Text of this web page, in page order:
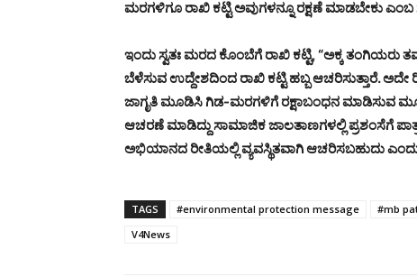
ಮರಗಳಿಗೂ ರಾಖಿ ಕಟ್ಟಿ ಅವುಗಳನ್ನೂ ರಕ್ಷಣೆ ಮಾಡಬೇಕು
ಇಂದು ಸ್ವತಃ ಮರದ ಕೊಂಬೆಗೆ ರಾಖಿ ಕಟ್ಟಿ, “ಅಕ್ಕ ತಂಗಿಯರು
ಬೆಳೆಸುವ ಉದ್ದೇಶದಿಂದ ರಾಖಿ ಕಟ್ಟಿ ಹಬ್ಬ ಆಚರಿಸುತ್ತಾರೆ. ಅದೇ
ಜಾಗೃತಿ ಮೂಡಿಸಿ ಗಿಡ-ಮರಗಳಿಗೆ ರಕ್ಷಾಬಂಧನ ಮಾಡಿಸುವ
ಆಚರಣೆ ಮಾಡಿದ್ದು ಸಾಮಾಜಿಕ ಜಾಲತಾಣಗಳಲ್ಲಿ ಪ್ರಶಂಸೆಗೆ
ಅಭಿಯಾನದ ರೀತಿಯಲ್ಲಿ ವ್ಯವಸ್ಥಿತವಾಗಿ ಆಚರಿಸಬಹುದು
TAGS #environmental protection message #mb
V4News